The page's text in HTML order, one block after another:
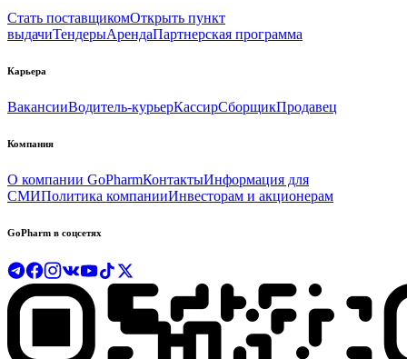
Стать поставщикомОткрыть пункт
выдачиТендерыАрендаПартнерская программа
Карьера
ВакансииВодитель-курьерКассирСборщикПродавец
Компания
О компании GoPharmКонтактыИнформация для
СМИПолитика компанииИнвесторам и акционерам
GoPharm в соцсетях